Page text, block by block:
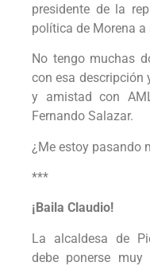
presidente de la
política de Morena
No tengo muchas
con esa descripción
y amistad con
Fernando Salazar.
¿Me estoy pasando
***
¡Baila Claudio!
La alcaldesa de
debe ponerse